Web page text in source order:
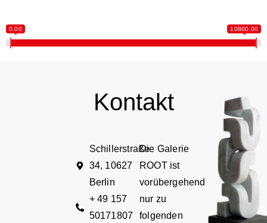
0.00 10800.00
Kontakt
Schillerstraße
34, 10627
Berlin
+ 49 157
50171807
Die Galerie
ROOT ist
vorübergehend
nur zu
folgenden